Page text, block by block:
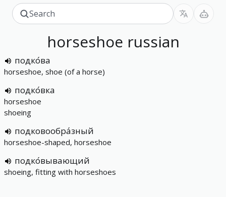
horseshoe russian
подко́ва
horseshoe, shoe (of a horse)
подко́вка
horseshoe
shoeing
подковообра́зный
horseshoe-shaped, horseshoe
подко́вывающий
shoeing, fitting with horseshoes